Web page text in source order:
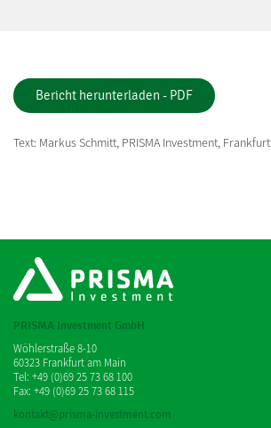
Bericht herunterladen - PDF
Text: Markus Schmitt, PRISMA Investment, Frankfurt
PRISMA Investment GmbH
Wöhlerstraße 8-10
60323 Frankfurt am Main
Tel: +49 (0)69 25 73 68 100
Fax: +49 (0)69 25 73 68 115
kontakt@prisma-investment.com